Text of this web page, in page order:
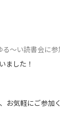
る～い読書会に参
ました！
お気軽にご参加